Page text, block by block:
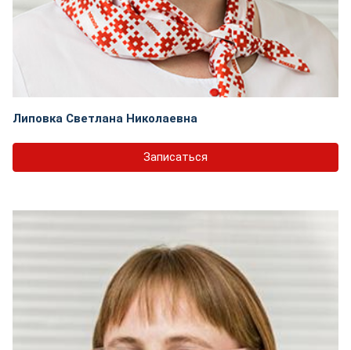
Липовка Светлана Николаевна
Записаться